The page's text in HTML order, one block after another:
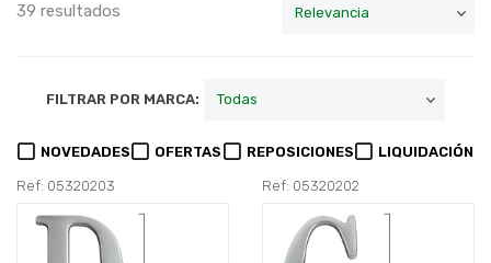
39 resultados
FILTRAR POR MARCA:
NOVEDADES OFERTAS REPOSICIONES LIQUIDACIÓN
Ref: 05320203 Ref: 05320202